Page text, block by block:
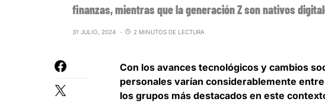
finanzas, mientras que la generación Z son nativos
31 JULIO, 2024 2 MINUTOS DE LECTURA
Con los avances tecnológicos y cambios
personales varían considerablemente
los grupos más destacados en este